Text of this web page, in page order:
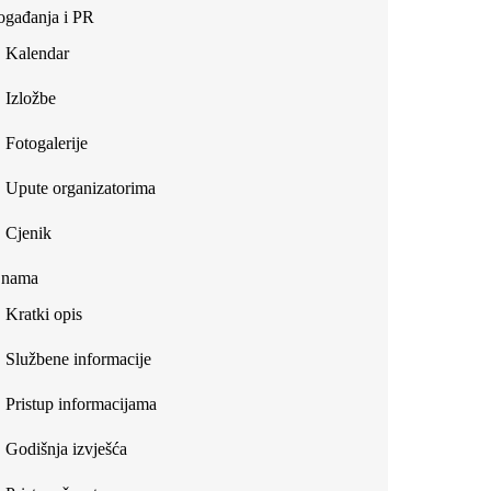
i PR
Kalendar
Izložbe
Fotogalerije
Upute organizatorima
Cjenik
Kratki opis
Službene informacije
Pristup informacijama
Godišnja izvješća